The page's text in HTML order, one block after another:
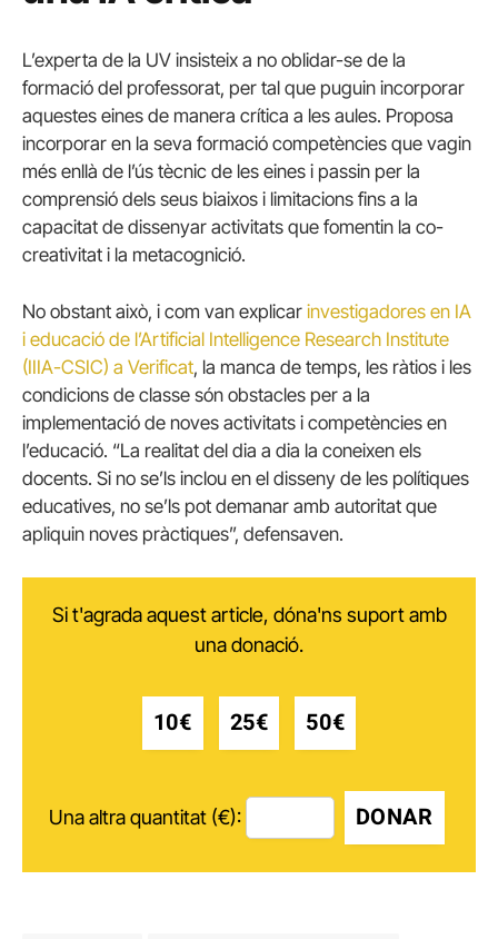
L’experta de la UV insisteix a no oblidar-se de la
formació del professorat, per tal que puguin incorporar
aquestes eines de manera crítica a les aules. Proposa
incorporar en la seva formació competències que vagin
més enllà de l’ús tècnic de les eines i passin per la
comprensió dels seus biaixos i limitacions fins a la
capacitat de dissenyar activitats que fomentin la co-
creativitat i la metacognició.
No obstant això, i com van explicar investigadores en IA
i educació de l’Artificial Intelligence Research Institute
(IIIA-CSIC) a Verificat, la manca de temps, les ràtios i les
condicions de classe són obstacles per a la
implementació de noves activitats i competències en
l’educació. “La realitat del dia a dia la coneixen els
docents. Si no se’ls inclou en el disseny de les polítiques
educatives, no se’ls pot demanar amb autoritat que
apliquin noves pràctiques”, defensaven.
Si t'agrada aquest article, dóna'ns suport amb
una donació.
10€ 25€ 50€
Una altra quantitat (€): DONAR